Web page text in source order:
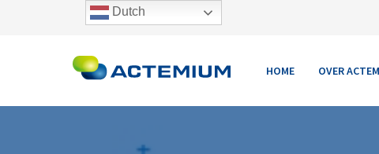
HOME OVER
Dutch
Oplossingen